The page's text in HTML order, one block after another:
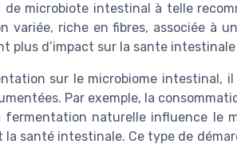
de microbiote intestinal à telle
variée, riche en fibres, associée à
plus d’impact sur la sante
sur le microbiome intestinal,
Par exemple, la
naturelle influence le
santé intestinale. Ce type de